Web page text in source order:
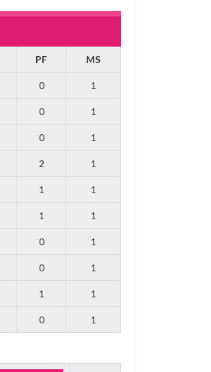
PF MS
0 1
0 1
0 1
2 1
1 1
1 1
0 1
0 1
1 1
0 1